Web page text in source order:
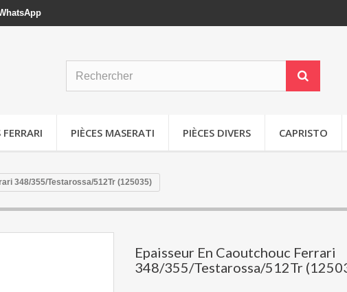
FERRARI PIÈCES MASERATI PIÈCES DIVERS CAPRISTO
348/355/Testarossa/512Tr (125035)
Epaisseur En Caoutchouc Ferrari
348/355/Testarossa/512Tr